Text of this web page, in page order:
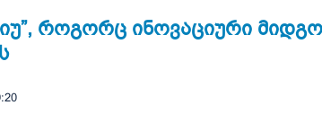
როგორც ინოვაციური